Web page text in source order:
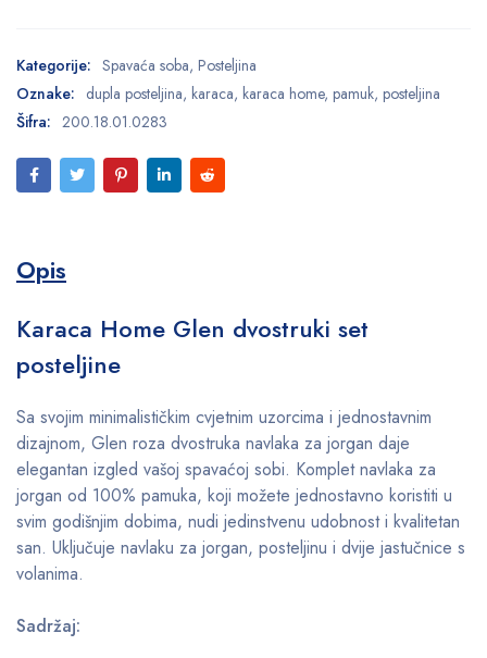
Kategorije: Spavaća soba, Posteljina
Oznake: dupla posteljina, karaca, karaca home, pamuk, posteljina
Šifra: 200.18.01.0283
Opis
Karaca Home Glen dvostruki set
posteljine
Sa svojim minimalističkim cvjetnim uzorcima i jednostavnim
dizajnom, Glen roza dvostruka navlaka za jorgan daje
elegantan izgled vašoj spavaćoj sobi. Komplet navlaka za
jorgan od 100% pamuka, koji možete jednostavno koristiti u
svim godišnjim dobima, nudi jedinstvenu udobnost i kvalitetan
san. Uključuje navlaku za jorgan, posteljinu i dvije jastučnice s
volanima.
Sadržaj: